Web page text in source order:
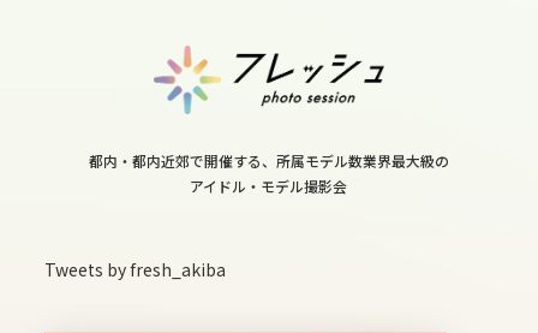
15
16
wed
都内・都内近郊で開催する、所属モデル数業界最大級の
アイドル・モデル撮影会
Tweets by fresh_akiba